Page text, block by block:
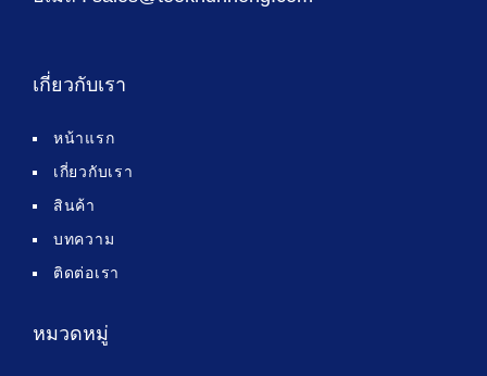
เกี่ยวกับเรา
หน้าแรก
เกี่ยวกับเรา
สินค้า
บทความ
ติดต่อเรา
หมวดหมู่